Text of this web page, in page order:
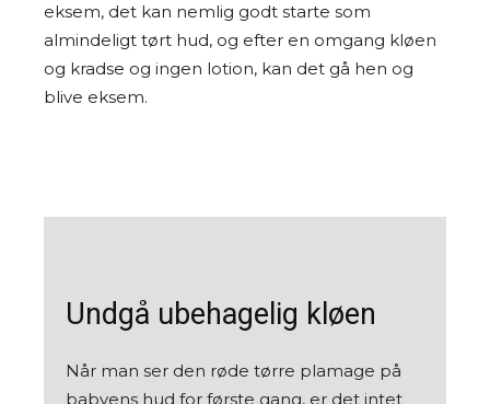
eksem, det kan nemlig godt starte som
almindeligt tørt hud, og efter en omgang kløen
og kradse og ingen lotion, kan det gå hen og
blive eksem.
Undgå ubehagelig kløen
Når man ser den røde tørre plamage på
babyens hud for første gang, er det intet